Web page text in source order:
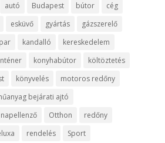
autó Budapest bútor
cég
esküvő gyártás
gázszerelő
kandalló
kereskedelem
konyhabútor
költöztetés
könyvelés
motoros redőny
bejárati ajtó
napellenző Otthon
redőny
rendelés
Sport